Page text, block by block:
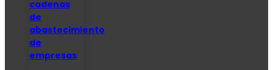
cadenas
de
abastecimiento
de
empresas